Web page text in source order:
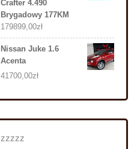
Crafter 4.490
Brygadowy 177KM
179899,00zł
Nissan Juke 1.6
Acenta
41700,00zł
zzzzz